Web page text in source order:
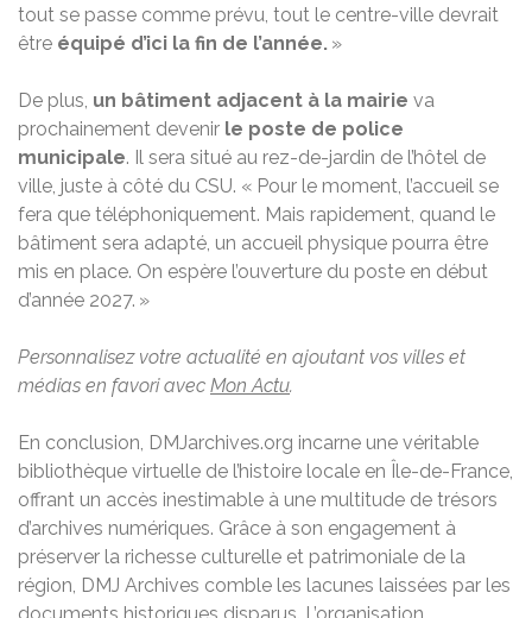
tout se passe comme prévu, tout le centre-ville devrait
être équipé d’ici la fin de l’année. »
De plus, un bâtiment adjacent à la mairie va
prochainement devenir le poste de police
municipale. Il sera situé au rez-de-jardin de l’hôtel de
ville, juste à côté du CSU. « Pour le moment, l’accueil se
fera que téléphoniquement. Mais rapidement, quand le
bâtiment sera adapté, un accueil physique pourra être
mis en place. On espère l’ouverture du poste en début
d’année 2027. »
Personnalisez votre actualité en ajoutant vos villes et
médias en favori avec Mon Actu.
En conclusion, DMJarchives.org incarne une véritable
bibliothèque virtuelle de l’histoire locale en Île-de-France,
offrant un accès inestimable à une multitude de trésors
d’archives numériques. Grâce à son engagement à
préserver la richesse culturelle et patrimoniale de la
région, DMJ Archives comble les lacunes laissées par les